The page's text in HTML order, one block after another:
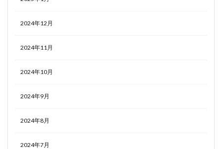
2024年12月
2024年11月
2024年10月
2024年9月
2024年8月
2024年7月